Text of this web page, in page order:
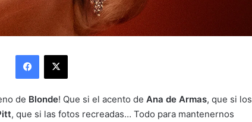
Facebook
X
de Blonde! Que si el acento de Ana de Armas, que si los
, que si las fotos recreadas… Todo para mantenernos